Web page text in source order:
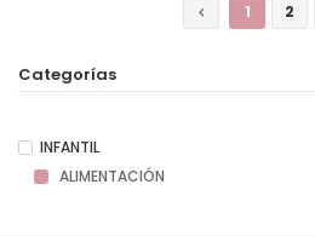
1
2
Categorías
INFANTIL
ALIMENTACIÓN